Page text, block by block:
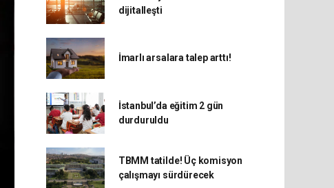
dijitalleşti
İmarlı arsalara talep arttı!
İstanbul’da eğitim 2 gün
durduruldu
TBMM tatilde! Üç komisyon
çalışmayı sürdürecek